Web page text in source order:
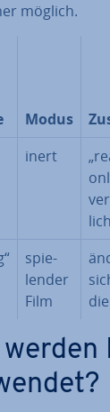
möglich.
Modus
inert
lich
spie­
len­der
Film